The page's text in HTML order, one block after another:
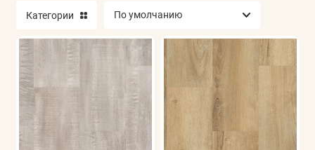
Ламинат
Виниловые полы
Паркетная доска
Искусственная трава
Категории